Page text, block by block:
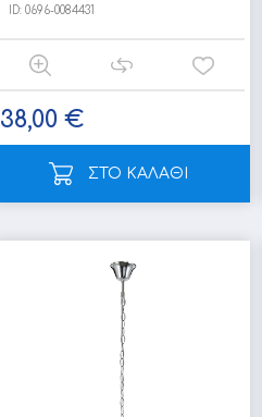
ID: 0696-0084431
38,00 €
ΣΤΟ ΚΑΛΑΘΙ